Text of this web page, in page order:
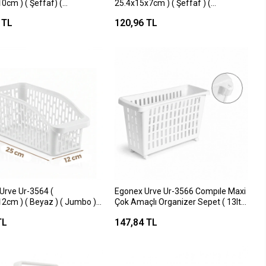
) ( Şeffaf) (
Organizer*24
25.4x15x7cm ) ( Şeffaf ) (
Çok Amaçlı Organizer*12=k
120,96 TL
Ur-3564 (
) ( Beyaz ) ( Jumbo ) (
Egonex Urve Ur-3566 Compıle Maxi
Çok Amaçlı Organizer Sepet ( 13lt
147,84 TL